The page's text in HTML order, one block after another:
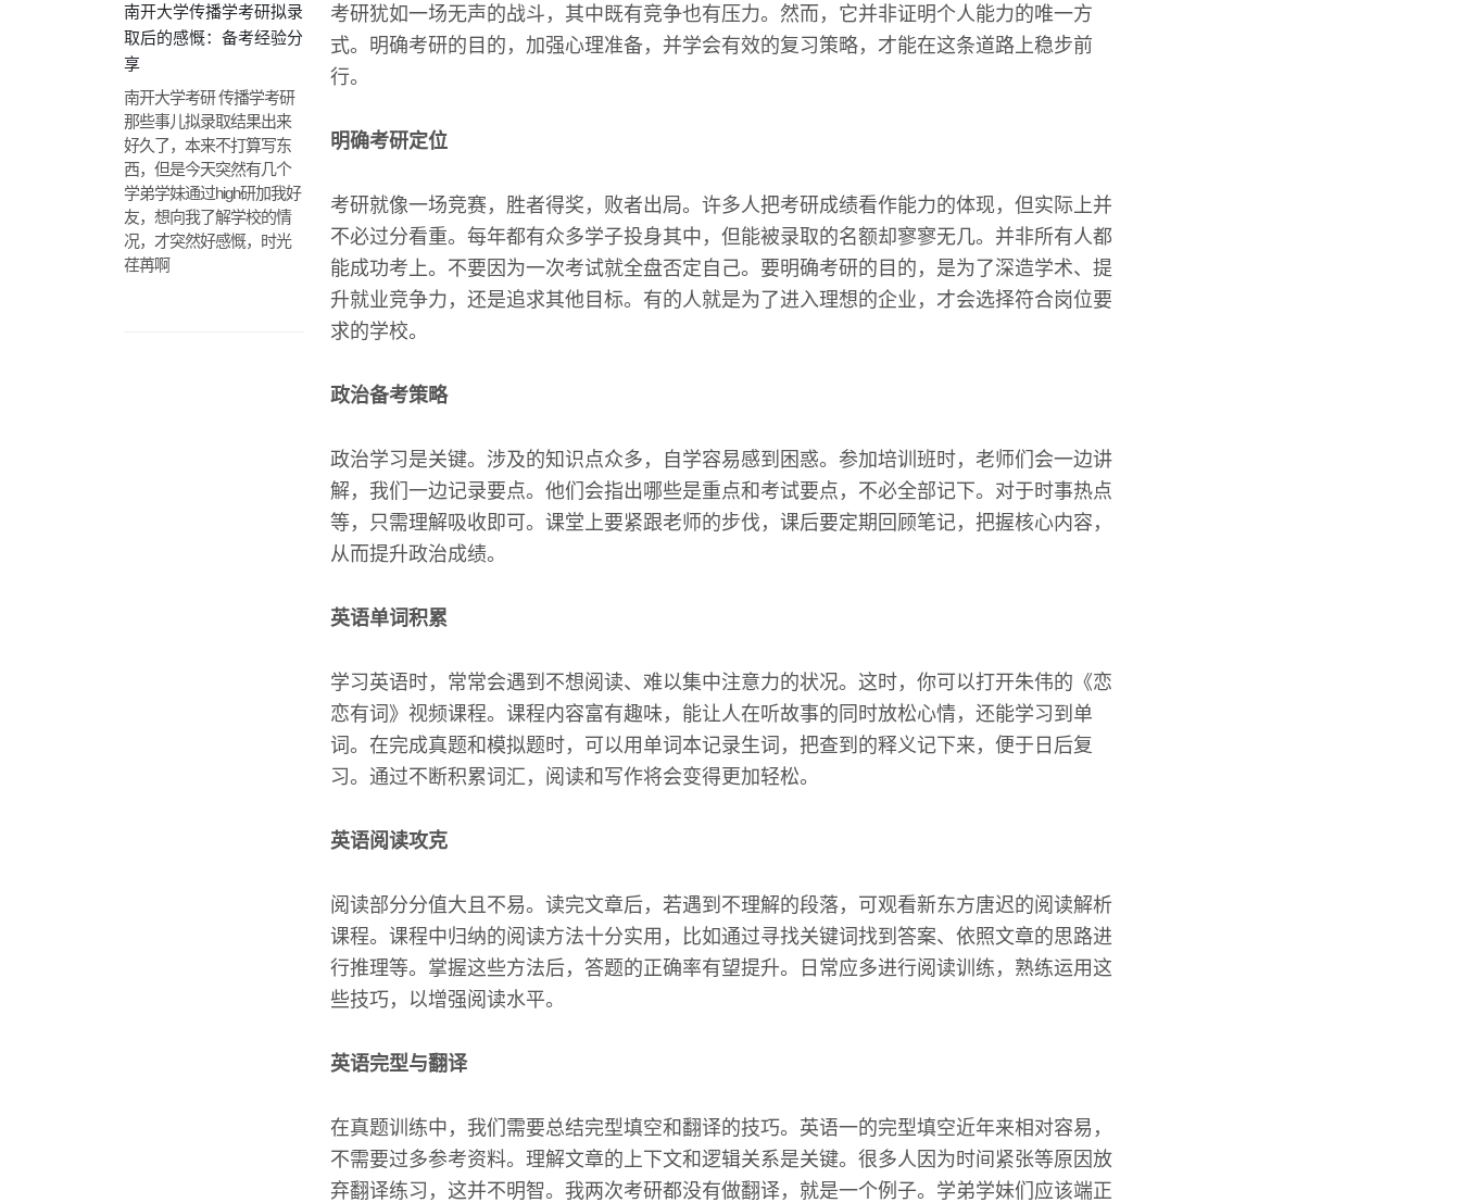
南开大学传播学考研拟录
取后的感慨：备考经验分
享
南开大学考研 传播学考研
那些事儿拟录取结果出来
好久了，本来不打算写东
西，但是今天突然有几个
学弟学妹通过high研加我好
友，想向我了解学校的情
况，才突然好感慨，时光
荏苒啊
考研犹如一场无声的战斗，其中既有竞争也有压力。然而，它并非证明个人能力的唯一方
式。明确考研的目的，加强心理准备，并学会有效的复习策略，才能在这条道路上稳步前
行。
明确考研定位
考研就像一场竞赛，胜者得奖，败者出局。许多人把考研成绩看作能力的体现，但实际上并
不必过分看重。每年都有众多学子投身其中，但能被录取的名额却寥寥无几。并非所有人都
能成功考上。不要因为一次考试就全盘否定自己。要明确考研的目的，是为了深造学术、提
升就业竞争力，还是追求其他目标。有的人就是为了进入理想的企业，才会选择符合岗位要
求的学校。
政治备考策略
政治学习是关键。涉及的知识点众多，自学容易感到困惑。参加培训班时，老师们会一边讲
解，我们一边记录要点。他们会指出哪些是重点和考试要点，不必全部记下。对于时事热点
等，只需理解吸收即可。课堂上要紧跟老师的步伐，课后要定期回顾笔记，把握核心内容，
从而提升政治成绩。
英语单词积累
学习英语时，常常会遇到不想阅读、难以集中注意力的状况。这时，你可以打开朱伟的《恋
恋有词》视频课程。课程内容富有趣味，能让人在听故事的同时放松心情，还能学习到单
词。在完成真题和模拟题时，可以用单词本记录生词，把查到的释义记下来，便于日后复
习。通过不断积累词汇，阅读和写作将会变得更加轻松。
英语阅读攻克
阅读部分分值大且不易。读完文章后，若遇到不理解的段落，可观看新东方唐迟的阅读解析
课程。课程中归纳的阅读方法十分实用，比如通过寻找关键词找到答案、依照文章的思路进
行推理等。掌握这些方法后，答题的正确率有望提升。日常应多进行阅读训练，熟练运用这
些技巧，以增强阅读水平。
英语完型与翻译
在真题训练中，我们需要总结完型填空和翻译的技巧。英语一的完型填空近年来相对容易，
不需要过多参考资料。理解文章的上下文和逻辑关系是关键。很多人因为时间紧张等原因放
弃翻译练习，这并不明智。我两次考研都没有做翻译，就是一个例子。学弟学妹们应该端正